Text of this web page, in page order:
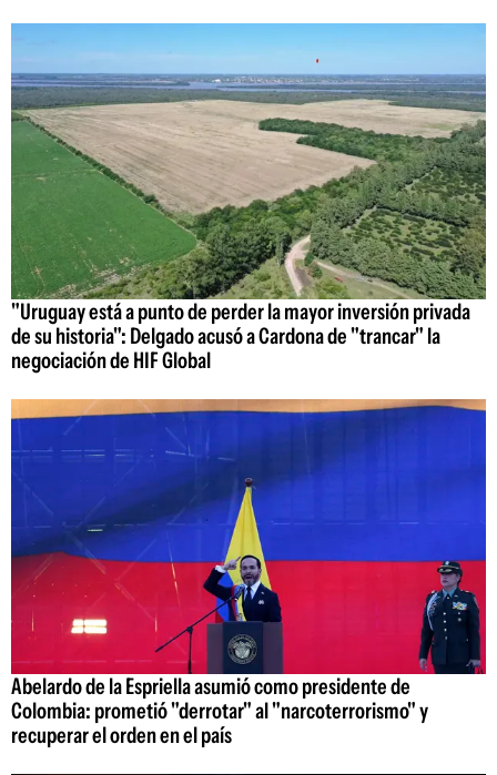
"Uruguay está a punto de perder la mayor inversión privada
de su historia": Delgado acusó a Cardona de "trancar" la
negociación de HIF Global
Abelardo de la Espriella asumió como presidente de
Colombia: prometió "derrotar" al "narcoterrorismo" y
recuperar el orden en el país